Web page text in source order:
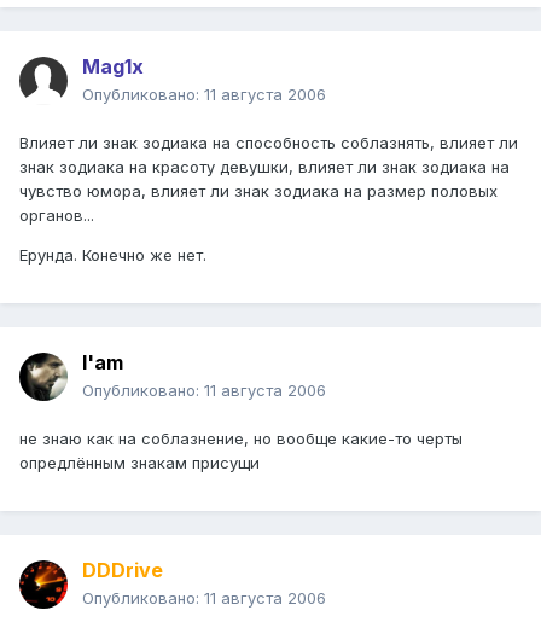
Mag1x
Опубликовано: 11 августа 2006
Влияет ли знак зодиака на способность соблазнять, влияет ли
знак зодиака на красоту девушки, влияет ли знак зодиака на
чувство юмора, влияет ли знак зодиака на размер половых
органов...
Ерунда. Конечно же нет.
I'am
Опубликовано: 11 августа 2006
не знаю как на соблазнение, но вообще какие-то черты
опредлённым знакам присущи
DDDrive
Опубликовано: 11 августа 2006